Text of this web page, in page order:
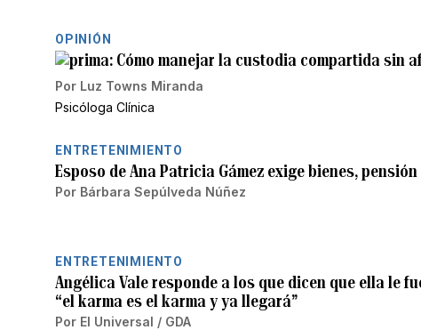
OPINIÓN
Cómo manejar la custodia compartida sin
Por Luz Towns Miranda
Psicóloga Clínica
ENTRETENIMIENTO
Esposo de Ana Patricia Gámez exige bienes,
Por Bárbara Sepúlveda Núñez
ENTRETENIMIENTO
Angélica Vale responde a los que dicen que ella le
“el karma es el karma y ya llegará”
Por El Universal / GDA